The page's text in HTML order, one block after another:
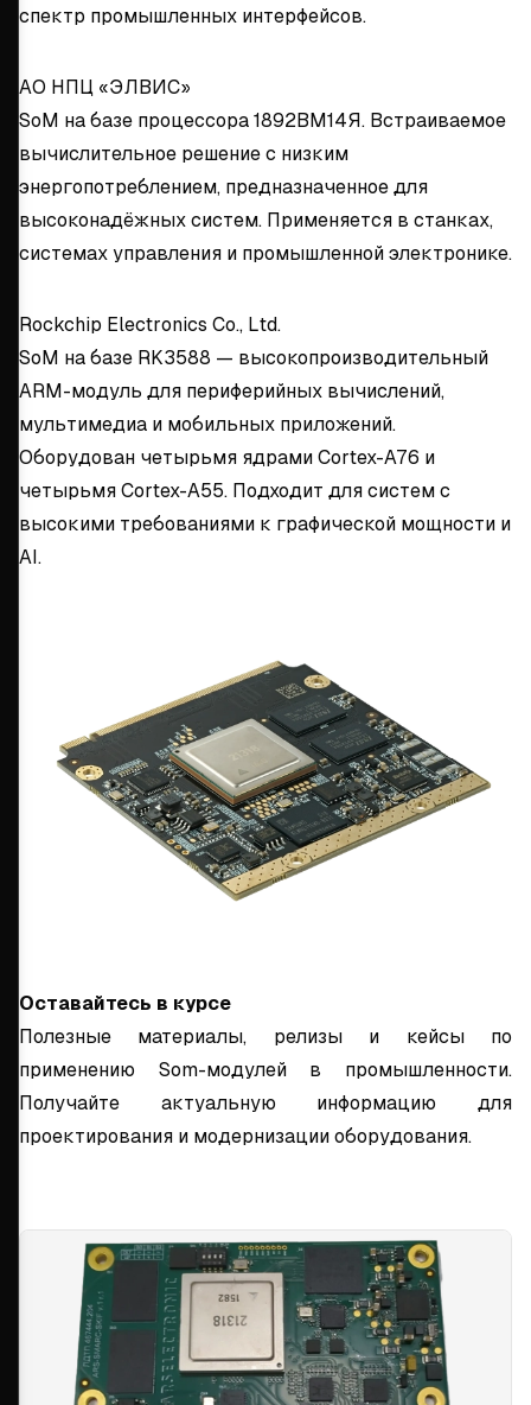
спектр промышленных интерфейсов.
АО НПЦ «ЭЛВИС»
SoM на базе процессора 1892ВМ14Я. Встраиваемое
вычислительное решение с низким
энергопотреблением, предназначенное для
высоконадёжных систем. Применяется в станках,
системах управления и промышленной электронике.
Rockchip Electronics Co., Ltd.
SoM на базе RK3588 — высокопроизводительный
ARM-модуль для периферийных вычислений,
мультимедиа и мобильных приложений.
Оборудован четырьмя ядрами Cortex-A76 и
четырьмя Cortex-A55. Подходит для систем с
высокими требованиями к графической мощности и
AI.
Оставайтесь в курсе
Полезные материалы, релизы и кейсы по
применению Som-модулей в промышленности.
Получайте актуальную информацию для
проектирования и модернизации оборудования.